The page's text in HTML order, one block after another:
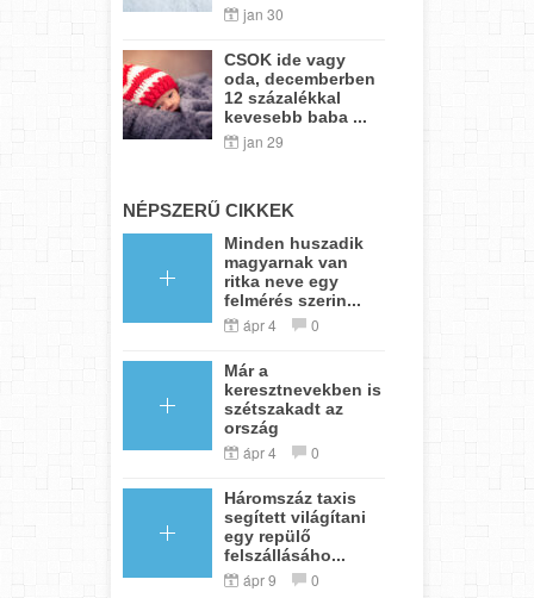
jan 30
CSOK ide vagy
oda, decemberben
12 százalékkal
kevesebb baba ...
jan 29
NÉPSZERŰ CIKKEK
Minden huszadik
magyarnak van
ritka neve egy
felmérés szerin...
ápr 4 0
Már a
keresztnevekben is
szétszakadt az
ország
ápr 4 0
Háromszáz taxis
segített világítani
egy repülő
felszállásáho...
ápr 9 0